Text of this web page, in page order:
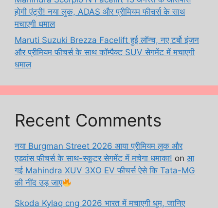
होगी एंट्री! नया लुक, ADAS और प्रीमियम फीचर्स के साथ
मचाएगी धमाल
Maruti Suzuki Brezza Facelift हुई लॉन्च, नए टर्बो इंजन
और प्रीमियम फीचर्स के साथ कॉम्पैक्ट SUV सेगमेंट में मचाएगी
धमाल
Recent Comments
नया Burgman Street 2026 आया प्रीमियम लुक और
एडवांस फीचर्स के साथ-स्कूटर सेगमेंट में मचेगा धमाका! on आ
गई Mahindra XUV 3XO EV फीचर्स ऐसे कि Tata-MG
की नींद उड़ जाए
Skoda Kylaq cng 2026 भारत में मचाएगी धूम, जानिए